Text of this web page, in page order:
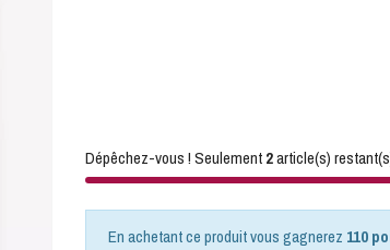
Dépêchez-vous ! Seulement2article(s)
En achetant ce produit vous gagnerez 110